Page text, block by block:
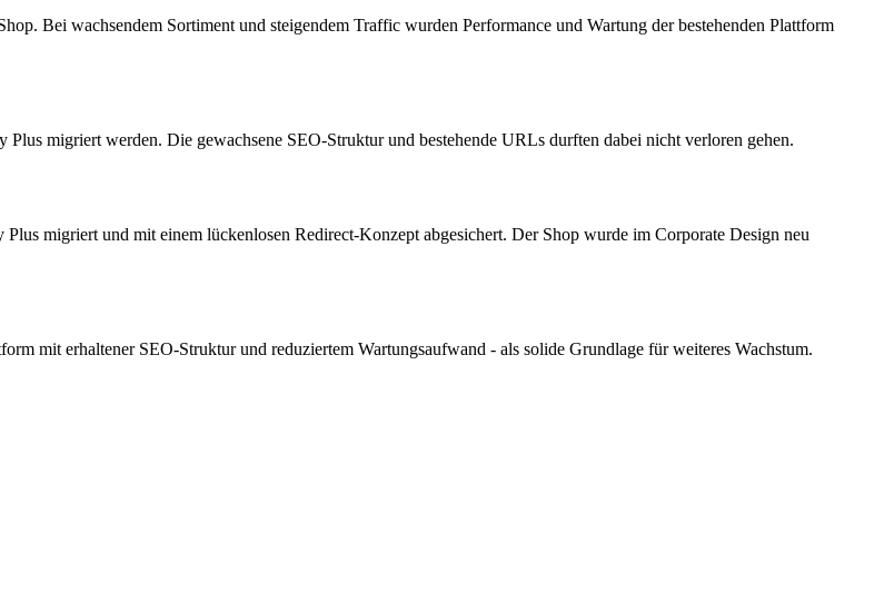
Bei wachsendem Sortiment und steigendem Traffic wurden Performance und Wartung der bestehenden Plattform
migriert werden. Die gewachsene SEO-Struktur und bestehende URLs durften dabei nicht verloren gehen.
migriert und mit einem lückenlosen Redirect-Konzept abgesichert. Der Shop wurde im Corporate Design neu
mit erhaltener SEO-Struktur und reduziertem Wartungsaufwand - als solide Grundlage für weiteres Wachstum.